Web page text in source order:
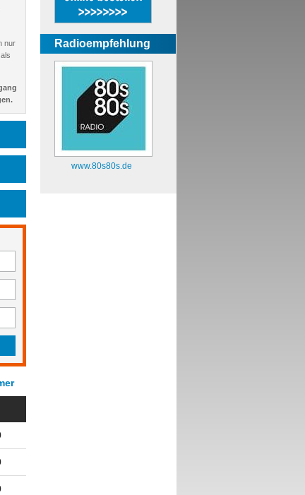
nur
Radioempfehlung
www.80s80s.de